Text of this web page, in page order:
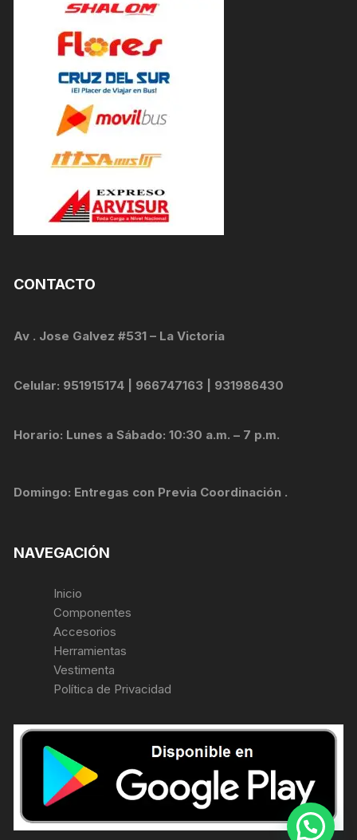
CONTACTO
Av . Jose Galvez #531 – La Victoria
Celular: 951915174 | 966747163 | 931986430
Horario: Lunes a Sábado: 10:30 a.m. – 7 p.m.
Domingo: Entregas con Previa Coordinación .
NAVEGACIÓN
Inicio
Componentes
Accesorios
Herramientas
Vestimenta
Política de Privacidad